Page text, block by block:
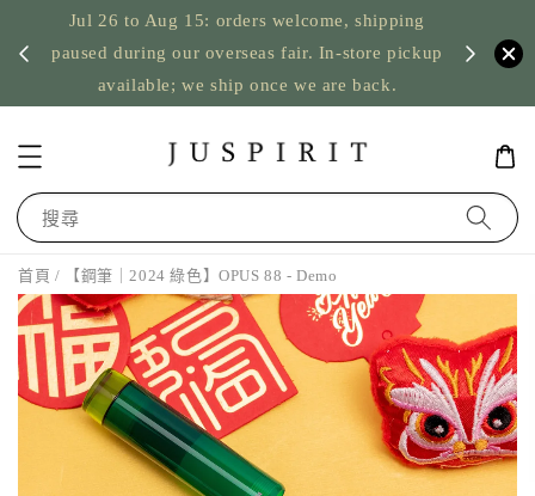
Jul 26 to Aug 15: orders welcome, shipping
paused during our overseas fair. In-store pickup
available; we ship once we are back.
US
搜尋
首頁 / 【鋼筆｜2024 綠色】OPUS 88 - Demo